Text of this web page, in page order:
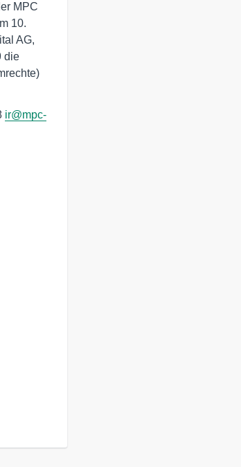
MPC
10.
AG,
die
ir@mpc-